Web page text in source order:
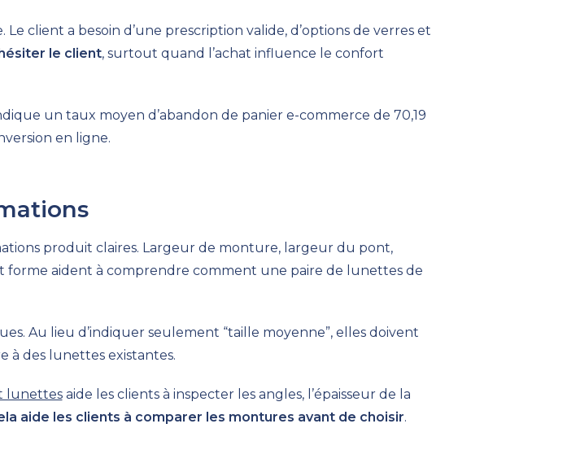
client a besoin d’une prescription valide, d’options de verres et
le client, surtout quand l’achat influence le confort
un taux moyen d’abandon de panier e-commerce de 70,19
en ligne.
produit claires. Largeur de monture, largeur du pont,
forme aident à comprendre comment une paire de lunettes de
Au lieu d’indiquer seulement “taille moyenne”, elles doivent
à des lunettes existantes.
lunettesaide les clients à inspecter les angles, l’épaisseur de la
aide les clients à comparer les montures avant de choisir.